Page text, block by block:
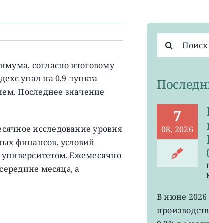
согласно итоговому
упал на 0,9 пункта
Последнее значение
исследование уровня
финансов, условий
Ежемесячно
месяца, а
поиска:
7
08, 2026
В июне